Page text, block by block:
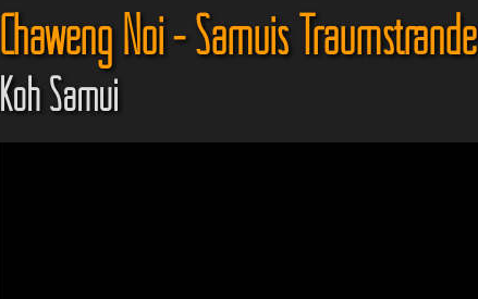
Chaweng Noi - Samuis Traumstrände
Koh Samui